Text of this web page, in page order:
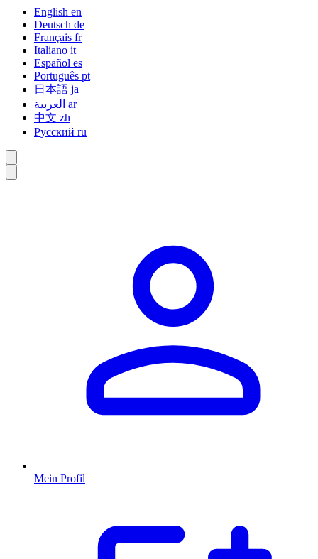
English en
Deutsch de
Français fr
Italiano it
Español es
Português pt
日本語 ja
ar
中文 zh
Русский ru
Mein Profil